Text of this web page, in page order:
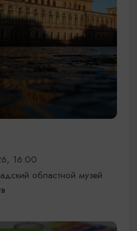
16:00
областной музей